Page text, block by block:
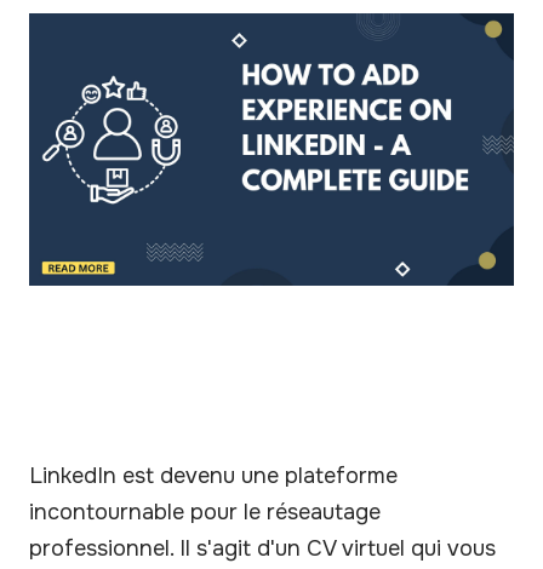
LinkedIn est devenu une plateforme
incontournable pour le réseautage
professionnel. Il s'agit d'un CV virtuel qui vous